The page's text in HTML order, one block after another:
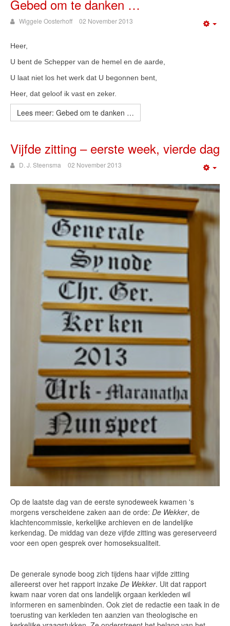
Gebed om te danken …
Wiggele Oosterhoff 02 November 2013
Heer,
U bent de Schepper van de hemel en de aarde,
U laat niet los het werk dat U begonnen bent,
Heer, dat geloof ik vast en zeker.
Lees meer: Gebed om te danken …
Vijfde zitting – eerste week, vierde dag
D. J. Steensma 02 November 2013
Op de laatste dag van de eerste synodeweek kwamen 's
morgens verscheidene zaken aan de orde: De Wekker, de
klachtencommissie, kerkelijke archieven en de landelijke
kerkendag. De middag van deze vijfde zitting was gereserveerd
voor een open gesprek over homoseksualiteit.
De generale synode boog zich tijdens haar vijfde zitting
allereerst over het rapport inzake De Wekker. Uit dat rapport
kwam naar voren dat ons landelijk orgaan kerkleden wil
informeren en samenbinden. Ook ziet de redactie een taak in de
toerusting van kerkleden ten aanzien van theologische en